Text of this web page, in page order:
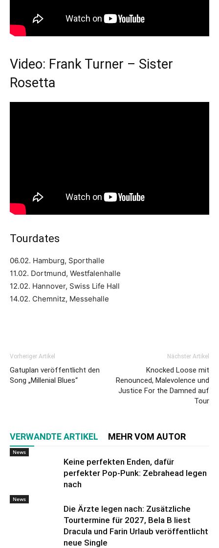
Video: Frank Turner – Sister
Rosetta
Tourdates
06.02. Hamburg, Sporthalle
11.02. Dortmund, Westfalenhalle
12.02. Hannover, Swiss Life Hall
14.02. Chemnitz, Messehalle
Vorheriger Artikel
Gatuplan veröffentlicht den
Song „Millenial Blues“
Nächster Artikel
Knocked Loose mit
Renounced, Malevolence und
Justice For the Damned auf
Tour
VERWANDTE ARTIKEL MEHR VOM AUTOR
News
Keine perfekten Enden, dafür
perfekter Pop-Punk: Zebrahead legen
nach
News
Die Ärzte legen nach: Zusätzliche
Tourtermine für 2027, Bela B liest
Dracula und Farin Urlaub veröffentlicht
neue Single